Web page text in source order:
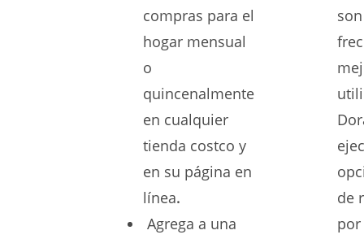
compras para el
hogar mensual
o
quincenalmente
en cualquier
tienda costco y
en su página en
línea.
Agrega a una
de